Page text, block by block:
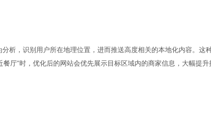
析，识别用户所在地理位置，进而推送高度相关的本地化内容。这
厅”时，优化后的网站会优先展示目标区域内的商家信息，大幅提升